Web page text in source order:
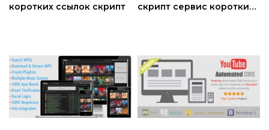
коротких ссылок скрипт
скрипт сервис коротких